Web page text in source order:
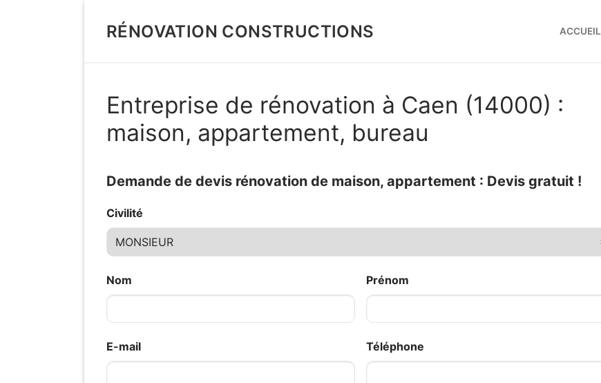
RÉNOVATION CONSTRUCTIONS ACCUEIL
Entreprise de rénovation à Caen (14000) :
maison, appartement, bureau
Demande de devis rénovation de maison, appartement : Devis gratuit !
Civilité
Nom Prénom
E-mail Téléphone